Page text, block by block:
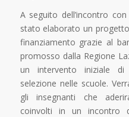
A seguito dell’incontro
stato elaborato un
finanziamento grazie al
promosso dalla Regione
un intervento iniziale di
selezione nelle scuole.
gli insegnanti che
coinvolti in un